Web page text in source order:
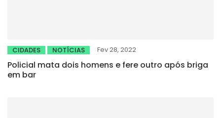
CIDADES NOTÍCIAS Fev 28, 2022
Policial mata dois homens e fere outro após briga
em bar